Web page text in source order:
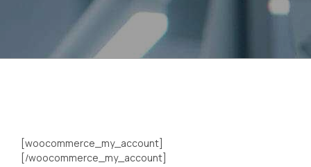
[woocommerce_my_account]
[/woocommerce_my_account]